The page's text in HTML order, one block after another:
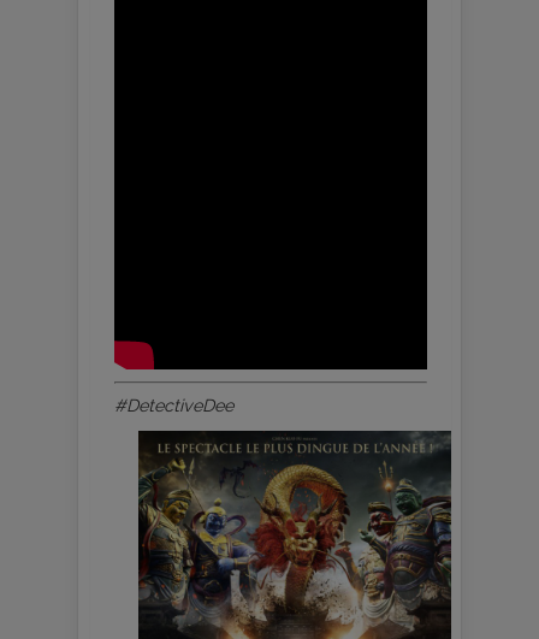
#DetectiveDee